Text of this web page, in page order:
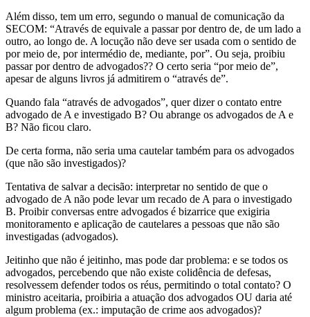
Além disso, tem um erro, segundo o manual de comunicação da
SECOM: “Através de equivale a passar por dentro de, de um lado a
outro, ao longo de. A locução não deve ser usada com o sentido de
por meio de, por intermédio de, mediante, por”. Ou seja, proibiu
passar por dentro de advogados?? O certo seria “por meio de”,
apesar de alguns livros já admitirem o “através de”.
Quando fala “através de advogados”, quer dizer o contato entre
advogado de A e investigado B? Ou abrange os advogados de A e
B? Não ficou claro.
De certa forma, não seria uma cautelar também para os advogados
(que não são investigados)?
Tentativa de salvar a decisão: interpretar no sentido de que o
advogado de A não pode levar um recado de A para o investigado
B. Proibir conversas entre advogados é bizarrice que exigiria
monitoramento e aplicação de cautelares a pessoas que não são
investigadas (advogados).
Jeitinho que não é jeitinho, mas pode dar problema: e se todos os
advogados, percebendo que não existe colidência de defesas,
resolvessem defender todos os réus, permitindo o total contato? O
ministro aceitaria, proibiria a atuação dos advogados OU daria até
algum problema (ex.: imputação de crime aos advogados)?